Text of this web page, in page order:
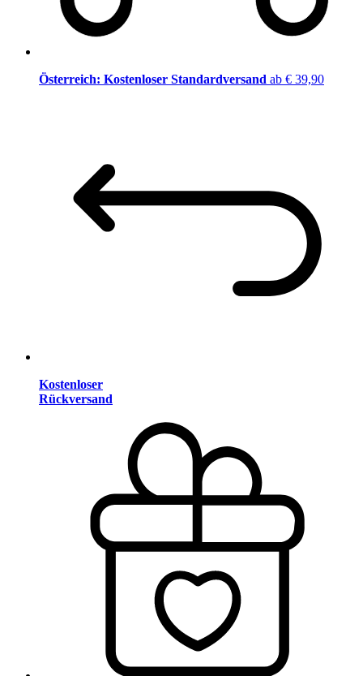
Österreich: Kostenloser Standardversand ab € 39,90
Kostenloser
Rückversand